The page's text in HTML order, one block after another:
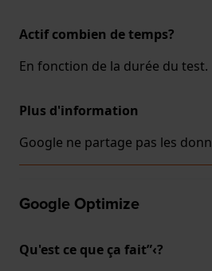
Actif combien de temps?
En fonction de la durée du test.
Plus d'information
Google ne partage pas les
Google Optimize
Qu'est ce que ça fait”‹?